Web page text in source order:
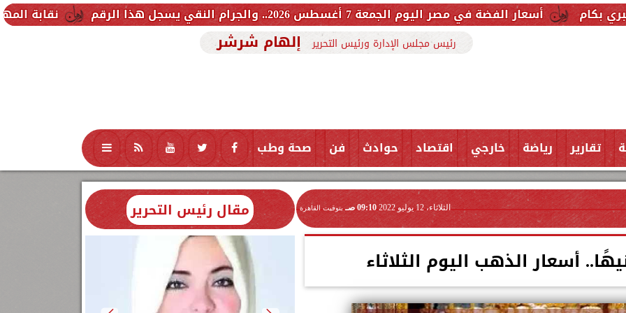
نقابة المهندسين تشكل الفضة في مصر اليوم الجمعة 7 أغسطس 2026.. والجرام النقي يسجل هذا الرقم
رئيس مجلس الإدارة ورئيس التحرير إلهام شرشر
تقارير رياضة خارجي اقتصاد حوادث فن صحة وطب تكنولوجيا منوعات محافظات
الثلاثاء، 12 يوليو 2022 09:10 صـ بتوقيت القاهرة مقال رئيس التحرير